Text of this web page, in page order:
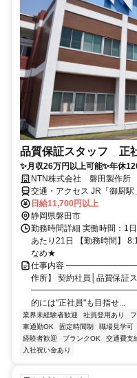
品質保証スタッフ 正
✨月収26万円以上可能✨年休
NTN株式会社 磐田製作所
交通・アクセス JR「御厨駅
日給11,700円以上
静岡県磐田市
勤務時間詳細 実働時間：1
あたり21日 【勤務時間】
なめ★
仕事内容
作所】 契約社員│品質保証
━━━━━━━━━━━━━━━━
的には"正社員"も目指せ...
業界未経験者歓迎 社員登用あり
車通勤OK
固定時間制 職場見学可
経験者歓迎
ブランクOK 交通費支
入社祝い金あり